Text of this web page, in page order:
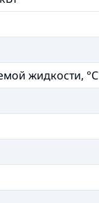
жидкости, °С